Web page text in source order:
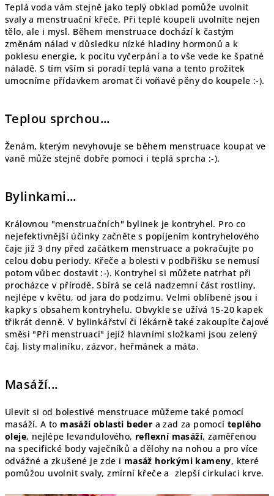
Teplá voda vám stejně jako teplý obklad pomůže uvolnit
svaly a menstruační křeče. Při teplé koupeli uvolníte nejen
tělo, ale i mysl. Během menstruace dochází k častým
změnám nálad v důsledku nízké hladiny hormonů a k
poklesu energie, k pocitu vyčerpání a to vše vede ke špatné
náladě. S tím vším si poradí teplá vana a tento prožitek
umocníme přídavkem aromat či voňavé pěny do koupele :-).
Teplou sprchou...
Ženám, kterým nevyhovuje se během menstruace koupat ve
vaně může stejně dobře pomoci i teplá sprcha :-).
Bylinkami...
Královnou "menstruačních" bylinek je kontryhel. Pro co
nejefektivnější účinky začněte s popíjením kontryhelového
čaje již 3 dny před začátkem menstruace a pokračujte po
celou dobu periody. Křeče a bolesti v podbřišku se nemusí
potom vůbec dostavit :-). Kontryhel si můžete natrhat při
procházce v přírodě. Sbírá se celá nadzemní část rostliny,
nejlépe v květu, od jara do podzimu. Velmi oblíbené jsou i
kapky s obsahem kontryhelu. Obvykle se užívá 15-20 kapek
třikrát denně. V bylinkářství či lékárně také zakoupíte čajové
směsi "Při menstruaci" jejíž hlavními složkami jsou zelený
čaj, listy maliníku, zázvor, heřmánek a máta.
Masáží...
Ulevit si od bolestivé menstruace můžeme také pomocí
masáží. A to masáží oblasti beder a zad za pomocí teplého
oleje, nejlépe levandulového, reflexní masáží, zaměřenou
na specifické body vaječníků a dělohy na nohou a pro více
odvážné a zkušené je zde i masáž horkými kameny, které
pomůžou uvolnit svaly, zmírní křeče a zlepší cirkulaci krve.